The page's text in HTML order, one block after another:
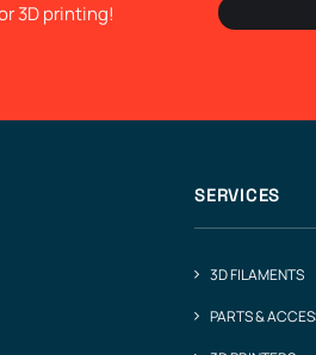
3D printing!
SERVICES
3D FILAMENTS
PARTS &